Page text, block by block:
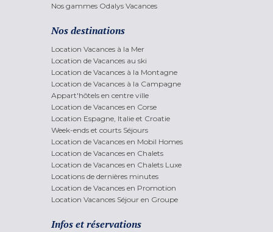
Nos gammes Odalys Vacances
Nos destinations
Location Vacances à la Mer
Location de Vacances au ski
Location de Vacances à la Montagne
Location de Vacances à la Campagne
Appart'hôtels en centre ville
Location de Vacances en Corse
Location Espagne, Italie et Croatie
Week-ends et courts Séjours
Location de Vacances en Mobil Homes
Location de Vacances en Chalets
Location de Vacances en Chalets Luxe
Locations de dernières minutes
Location de Vacances en Promotion
Location Vacances Séjour en Groupe
Infos et réservations